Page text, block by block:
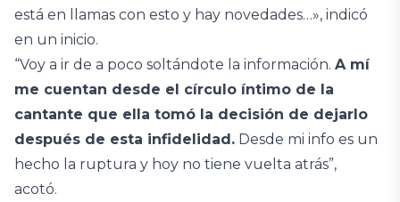
está en llamas con esto y hay novedades…», indicó
en un inicio.
“Voy a ir de a poco soltándote la información. A mí
me cuentan desde el círculo íntimo de la
cantante que ella tomó la decisión de dejarlo
después de esta infidelidad. Desde mi info es un
hecho la ruptura y hoy no tiene vuelta atrás”,
acotó.